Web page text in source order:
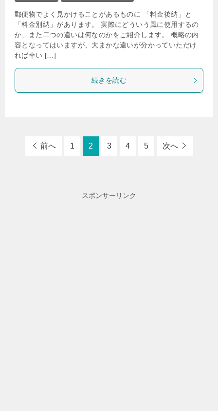
郵便物でよく見かけることがあるものに 「料金後納」と
「料金別納」があります。 実際にどういう風に使用するの
か、また二つの違いは何なのかをご紹介します。 概略の内
容となってはいますが、大まかな違いが分かっていただけ
れば幸い […]
続きを読む
前へ 1 2 3 4 5 次へ
スポンサーリンク